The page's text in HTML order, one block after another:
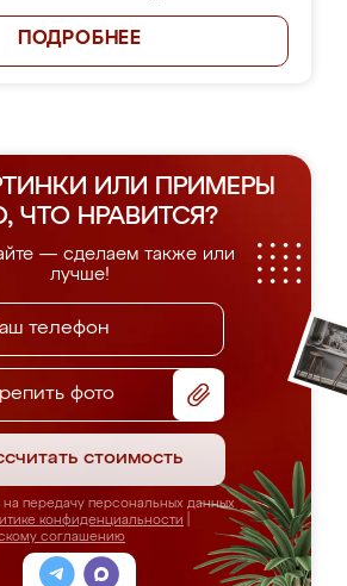
ПОДРОБНЕЕ
ИЛИ ПРИМЕРЫ
ЧТО НРАВИТСЯ?
— сделаем также или
лучше!
фото
стоимость
передачу персональных данных
конфиденциальности
соглашению